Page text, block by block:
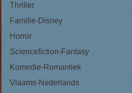
Thriller
Familie-Disney
Horror
Sciencefiction-Fantasy
Komedie-Romantiek
Vlaams-Nederlands